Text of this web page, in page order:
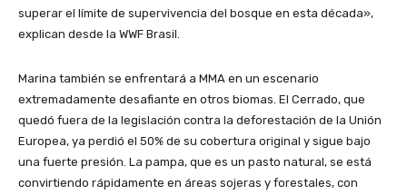
superar el límite de supervivencia del bosque en esta década»,
explican desde la WWF Brasil.
Marina también se enfrentará a MMA en un escenario
extremadamente desafiante en otros biomas. El Cerrado, que
quedó fuera de la legislación contra la deforestación de la Unión
Europea, ya perdió el 50% de su cobertura original y sigue bajo
una fuerte presión. La pampa, que es un pasto natural, se está
convirtiendo rápidamente en áreas sojeras y forestales, con